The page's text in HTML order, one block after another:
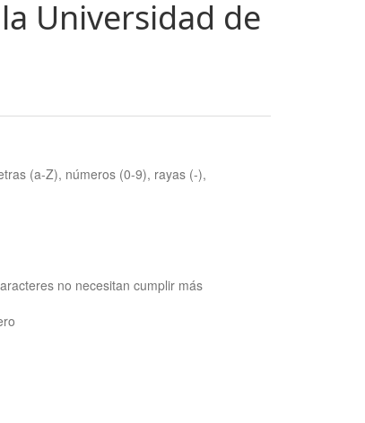
Universidad de
(a-Z), números (0-9), rayas (-),
no necesitan cumplir más